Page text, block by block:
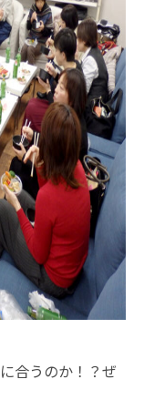
合うのか！？ぜ